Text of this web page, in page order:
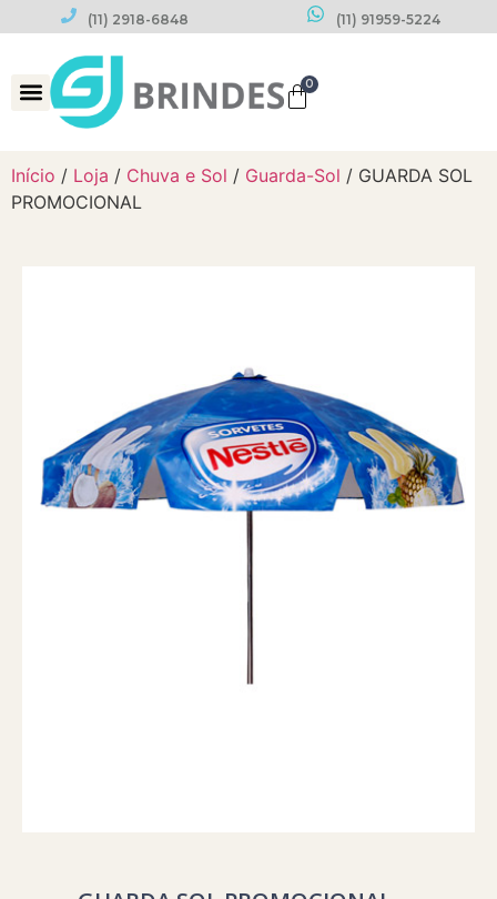
(11) 2918-6848 (11) 91959-5224
0
Início / Loja / Chuva e Sol / Guarda-Sol / GUARDA SOL
PROMOCIONAL